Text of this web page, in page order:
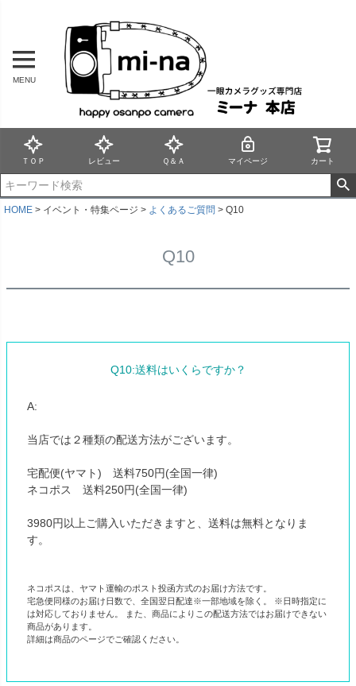
MENU
ＴＯＰ レビュー Ｑ＆Ａ マイページ カート
HOME イベント・特集ページ よくあるご質問 Q10
Q10
Q10:送料はいくらですか？
A:
当店では２種類の配送方法がございます。
宅配便(ヤマト) 送料750円(全国一律)
ネコポス 送料250円(全国一律)
3980円以上ご購入いただきますと、送料は無料となりま
す。
ネコポスは、ヤマト運輸のポスト投函方式のお届け方法です。
宅急便同様のお届け日数で、全国翌日配達※一部地域を除く。 ※日時指定に
は対応しておりません。 また、商品によりこの配送方法ではお届けできない
商品があります。
詳細は商品のページでご確認ください。